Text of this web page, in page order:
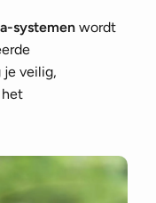
systemen wordt
je veilig,
het